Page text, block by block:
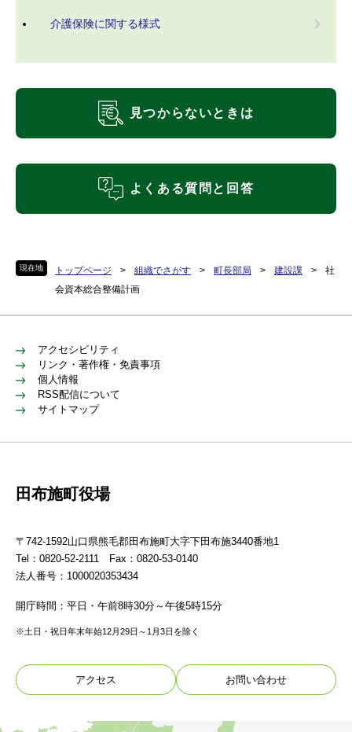
現在地 トップページ > 組織でさがす > 町長部局 > 建設課 >
社
会資本総合整備計画
介護保険に関する様式
見つからないときは
よくある質問と回答
アクセシビリティ
リンク・著作権・免責事項
個人情報
RSS配信について
サイトマップ
田布施町役場
〒742-1592山口県熊毛郡田布施町大字下田布施3440番地1
Tel：0820-52-2111 Fax：0820-53-0140
法人番号：1000020353434
開庁時間：平日・午前8時30分～午後5時15分
※土日・祝日年末年始12月29日～1月3日を除く
アクセス お問い合わせ